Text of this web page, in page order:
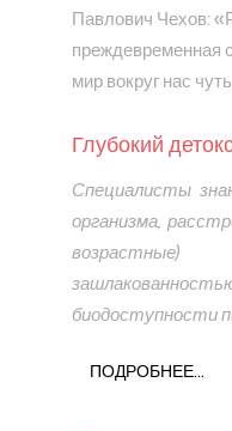
Павлович Чехов:
преждевременная
мир вокруг нас
Глубокий
Специалисты
организма,
возрастные)
биодоступности
ПОДРОБНЕЕ...